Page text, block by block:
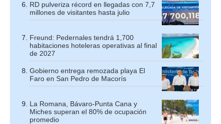
RD pulveriza récord en llegadas con 7,7
millones de visitantes hasta julio
Freund: Pedernales tendrá 1,700
habitaciones hoteleras operativas al final
de 2027
Gobierno entrega remozada playa El
Faro en San Pedro de Macorís
La Romana, Bávaro-Punta Cana y
Miches superan el 80% de ocupación
promedio